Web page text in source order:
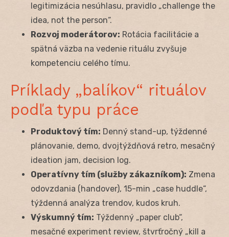
legitimizácia nesúhlasu, pravidlo „challenge the
idea, not the person“.
Rozvoj moderátorov: Rotácia facilitácie a
spätná väzba na vedenie rituálu zvyšuje
kompetenciu celého tímu.
Príklady „balíkov“ rituálov
podľa typu práce
Produktový tím: Denný stand-up, týždenné
plánovanie, demo, dvojtýždňová retro, mesačný
ideation jam, decision log.
Operatívny tím (služby zákazníkom): Zmena
odovzdania (handover), 15-min „case huddle“,
týždenná analýza trendov, kudos kruh.
Výskumný tím: Týždenný „paper club“,
mesačné experiment review, štvrťročný „kill a